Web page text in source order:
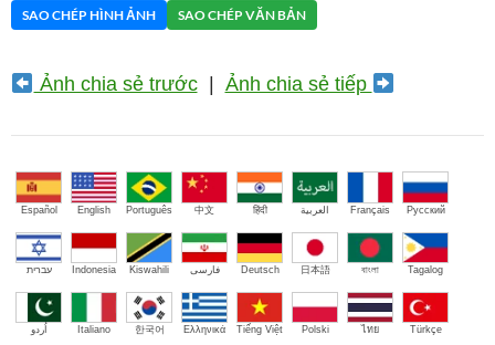
SAO CHÉP HÌNH ẢNH SAO CHÉP VĂN BẢN
Ảnh chia sẻ trước| Ảnh chia sẻ tiếp
Español English Português 中文 हिंदी العربية Français Русский
עברית Indonesia Kiswahili فارسی Deutsch 日本語 বাংলা Tagalog
اُردو Italiano 한국어 Ελληνικά Tiếng Việt Polski ไทย Türkçe